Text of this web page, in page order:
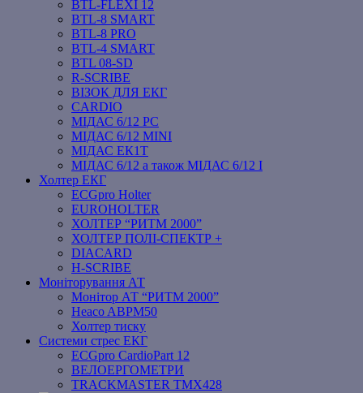
BTL-FLEXI 12
BTL-8 SMART
BTL-8 PRO
BTL-4 SMART
BTL 08-SD
R-SCRIBE
ВІЗОК ДЛЯ ЕКГ
CARDIO
МІДАС 6/12 PC
МІДАС 6/12 MINI
МІДАС ЕК1Т
МІДАС 6/12 а також МІДАС 6/12 І
Холтер ЕКГ
ECGpro Holter
EUROHOLTER
ХОЛТЕР “РИТМ 2000”
ХОЛТЕР ПОЛІ-СПЕКТР +
DIACARD
H-SCRIBE
Моніторування АТ
Монітор АТ “РИТМ 2000”
Heaco ABPM50
Холтер тиску
Системи стрес ЕКГ
ECGpro CardioPart 12
ВЕЛОЕРГОМЕТРИ
TRACKMASTER TMX428